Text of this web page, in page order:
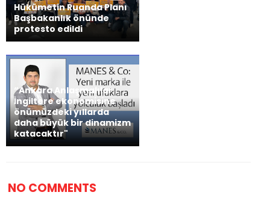
Hükümetin Ruanda Planı
Başbakanlık önünde
protesto edildi
“Ankara Anlaşmalılar
İngiltere ekonomisine
önümüzdeki yıllarda
daha büyük bir dinamizm
katacaktır"
NO COMMENTS